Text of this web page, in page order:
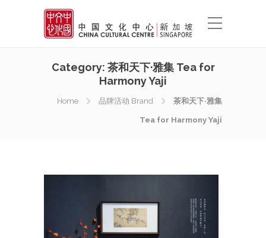
Category: 茶和天下·雅集 Tea for
Harmony Yaji
Home 品牌活动 Brand 茶和天下·雅集
Tea for Harmony Yaji